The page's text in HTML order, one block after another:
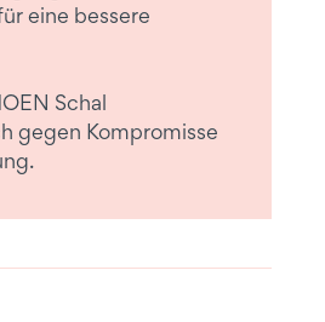
eine bessere
Schal
gegen Kompromisse